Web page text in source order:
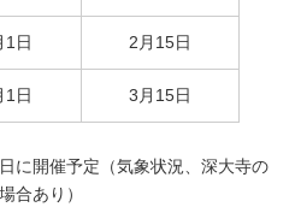
1日 2月15日
1日 3月15日
に開催予定（気象状況、深大寺の
合あり）